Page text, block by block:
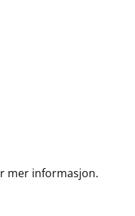
mer informasjon.